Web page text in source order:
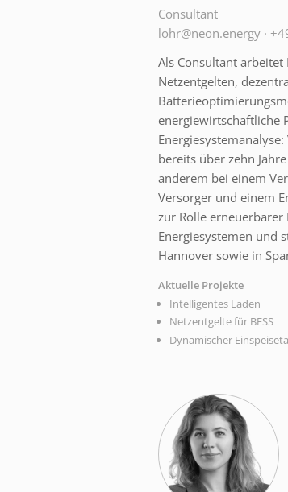
Consultant
lohr@neon.energy ·
Als Consultant arbeitet
Netzentgelten,
energiewirtschaftliche
bereits über zehn
anderem bei einem
Versorger und einem
zur Rolle
Energiesystemen und
Hannover sowie in
Aktuelle Projekte
Intelligentes Laden
Netzentgelte für BESS
Dynamischer